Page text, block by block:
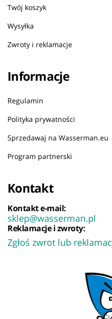
Twój koszyk
Wysyłka
Zwroty i reklamacje
Informacje
Regulamin
Polityka prywatności
Sprzedawaj na Wasserman.eu
Program partnerski
Kontakt
Kontakt e-mail:
sklep@wasserman.pl
Reklamacje i zwroty:
Zgłoś zwrot lub